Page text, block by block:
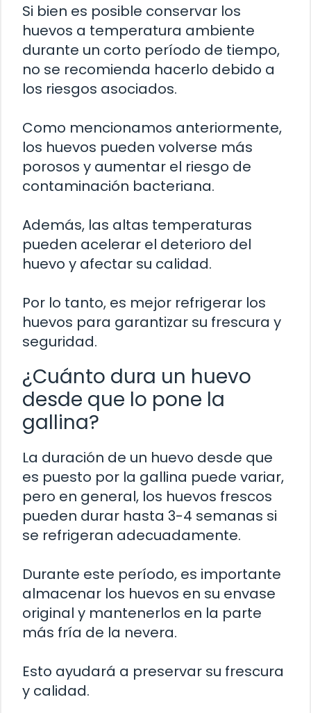
Si bien es posible conservar los
huevos a temperatura ambiente
durante un corto período de tiempo,
no se recomienda hacerlo debido a
los riesgos asociados.
Como mencionamos anteriormente,
los huevos pueden volverse más
porosos y aumentar el riesgo de
contaminación bacteriana.
Además, las altas temperaturas
pueden acelerar el deterioro del
huevo y afectar su calidad.
Por lo tanto, es mejor refrigerar los
huevos para garantizar su frescura y
seguridad.
¿Cuánto dura un huevo
desde que lo pone la
gallina?
La duración de un huevo desde que
es puesto por la gallina puede variar,
pero en general, los huevos frescos
pueden durar hasta 3-4 semanas si
se refrigeran adecuadamente.
Durante este período, es importante
almacenar los huevos en su envase
original y mantenerlos en la parte
más fría de la nevera.
Esto ayudará a preservar su frescura
y calidad.